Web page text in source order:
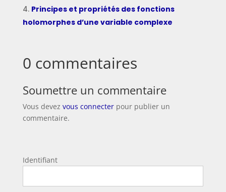
Principes et propriétés des fonctions
holomorphes d’une variable complexe
0 commentaires
Soumettre un commentaire
Vous devez vous connecterpour publier un
commentaire.
Identifiant